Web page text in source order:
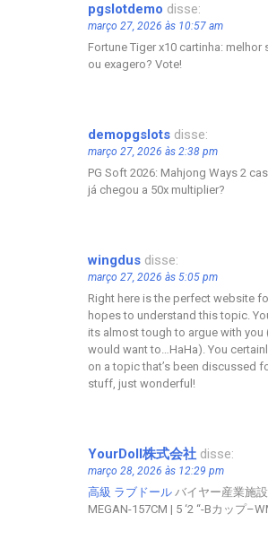
pgslotdemo disse:
março 27, 2026 às 10:57 am
Fortune Tiger x10 cartinha: melhor
ou exagero? Vote!
demopgslots disse:
março 27, 2026 às 2:38 pm
PG Soft 2026: Mahjong Ways 2
já chegou a 50x multiplier?
wingdus disse:
março 27, 2026 às 5:05 pm
Right here is the perfect website
hopes to understand this topic.
its almost tough to argue with you
would want to…HaHa). You
on a topic that’s been discussed
stuff, just wonderful!
YourDoll株式会社 disse:
março 28, 2026 às 12:29 pm
高級 ラブドール バイヤー産業施
MEGAN-157CM | 5 ‘2 “-Bカップ